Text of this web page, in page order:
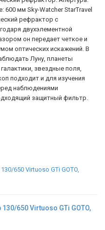
600 мм Sky-Watcher StarTravel
рефрактор с
двухэлементной
он передает четкое и
оптических искажений. В
Луну, планеты
звездные поля,
подходит и для изучения
наблюдениями
защитный фильтр.
650 Virtuoso GTi GOTO,